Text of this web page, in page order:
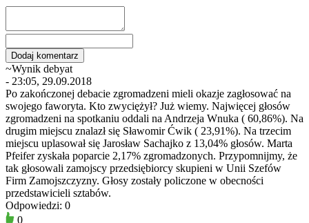
~Wynik debyat
- 23:05, 29.09.2018
Po zakończonej debacie zgromadzeni mieli okazje zagłosować na
swojego faworyta. Kto zwyciężył? Już wiemy. Najwięcej głosów
zgromadzeni na spotkaniu oddali na Andrzeja Wnuka ( 60,86%). Na
drugim miejscu znalazł się Sławomir Ćwik ( 23,91%). Na trzecim
miejscu uplasował się Jarosław Sachajko z 13,04% głosów. Marta
Pfeifer zyskała poparcie 2,17% zgromadzonych. Przypomnijmy, że
tak głosowali zamojscy przedsiębiorcy skupieni w Unii Szefów
Firm Zamojszczyzny. Głosy zostały policzone w obecności
przedstawicieli sztabów.
Odpowiedzi: 0
0